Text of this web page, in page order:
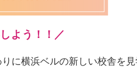
よう！！／
に横浜ベルの新しい校舎を